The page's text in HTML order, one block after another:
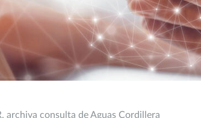
archiva consulta de Aguas Cordillera